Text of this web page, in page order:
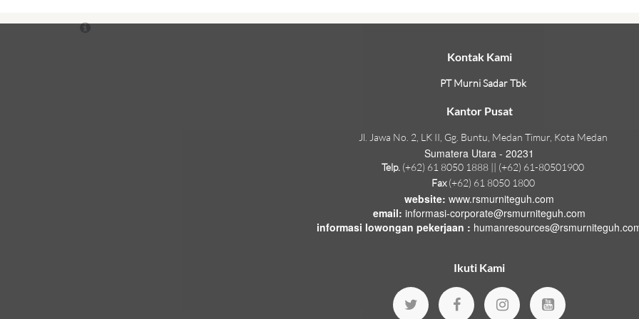
Kontak Kami
PT Murni Sadar Tbk
Kantor Pusat
Jl. Jawa No. 2, LK II, Gg. Buntu, Medan Timur, Kota Medan
Sumatera Utara - 20231
Telp. (+62) 61 8050 1888 || (+62) 61-80501900
Fax(+62) 61 8050 1800
website: www.rsmurniteguh.com
email: informasi-corporate@rsmurniteguh.com
informasi lowongan pekerjaan :
Ikuti Kami